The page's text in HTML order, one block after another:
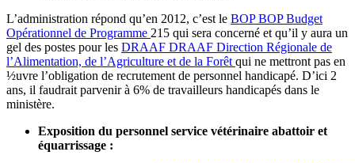
L’administration répond qu’en 2012, c’est le BOP BOP Budget
Opérationnel de Programme 215 qui sera concerné et qu’il y aura un
gel des postes pour les DRAAF DRAAF Direction Régionale de
l’Alimentation, de l’Agriculture et de la Forêt qui ne mettront pas en
½uvre l’obligation de recrutement de personnel handicapé. D’ici 2
ans, il faudrait parvenir à 6% de travailleurs handicapés dans le
ministère.
Exposition du personnel service vétérinaire abattoir et
équarrissage :